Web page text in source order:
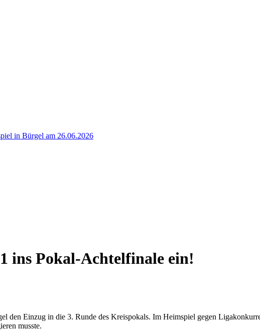
in Bürgel am 26.06.2026
ins Pokal-Achtelfinale ein!
den Einzug in die 3. Runde des Kreispokals. Im Heimspiel gegen
musste.